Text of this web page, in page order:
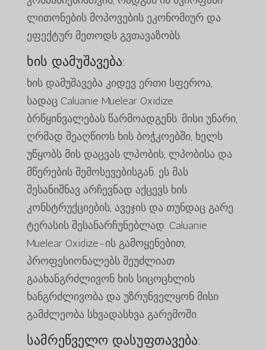
ლითონების მოპოვების ეკონომიურ და
ეფექტურ მეთოდს გვთავაზობს.
ხის დამუშავება:
ხის დამუშავება კიდევ ერთი სფეროა,
სადაც Caluanie Muelear Oxidize
ბრწყინვალებას წარმოადგენს. მისი უნარი,
ღრმად შეაღწიოს ხის ბოჭკოებში, ხელს
უწყობს მის დაცვას ლპობის, ლპობისა და
მწერების შემოსევებისგან. ეს მას
შესანიშნავ არჩევნად აქცევს ხის
კონსტრუქციების, ავეჯის და თუნდაც გარე
ტერასის შესანარჩუნებლად. Caluanie
Muelear Oxidize-ის გამოყენებით,
პროფესიონალებს შეუძლიათ
გაახანგრძლივონ ხის სიცოცხლის
ხანგრძლივობა და უზრუნველყონ მისი
გამძლეობა სხვადასხვა გარემოში.
სამრეწველო დასუფთავება: